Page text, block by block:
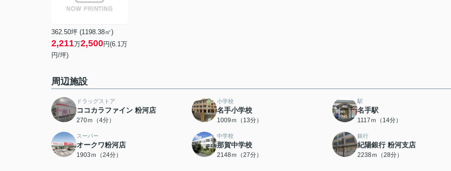
362.50坪 (1198.38㎡)
2,211万2,500円(6.1万
円/坪)
周辺施設
ドラッグストア
ココカラファイン 粉河店
270ｍ（4分）
小学校
名手小学校
1009ｍ（13分）
駅
名手駅
1117ｍ（14分）
スーパー
オークワ粉河店
1903ｍ（24分）
中学校
那賀中学校
2148ｍ（27分）
銀行
紀陽銀行 粉河支店
2238ｍ（28分）